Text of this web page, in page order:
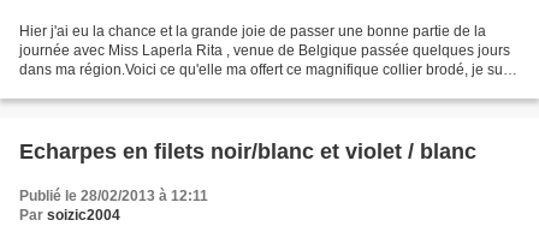
Hier j'ai eu la chance et la grande joie de passer une bonne partie de la
journée avec Miss Laperla Rita , venue de Belgique passée quelques jours
dans ma région.Voici ce qu'elle ma offert ce magnifique collier brodé, je suis
Echarpes en filets noir/blanc et violet / blanc
Publié le 28/02/2013 à 12:11
Par soizic2004